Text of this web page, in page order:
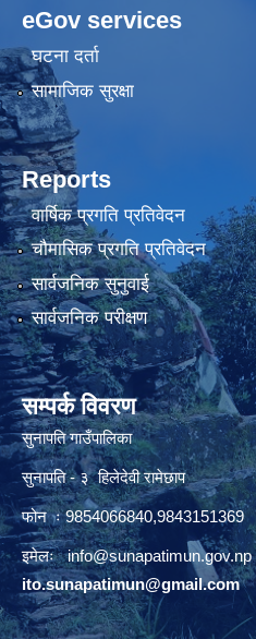
eGov services
घटना दर्ता
सामाजिक सुरक्षा
Reports
वार्षिक प्रगति प्रतिवेदन
चौमासिक प्रगति प्रतिवेदन
सार्वजनिक सुनुवाई
सार्वजनिक परीक्षण
सम्पर्क विवरण
सुनापति गाउँपालिका
सुनापति - ३ हिलेदेवी रामेछाप
फोन ः 9854066840,9843151369
इमेलः info@sunapatimun.gov.np
ito.sunapatimun@gmail.com